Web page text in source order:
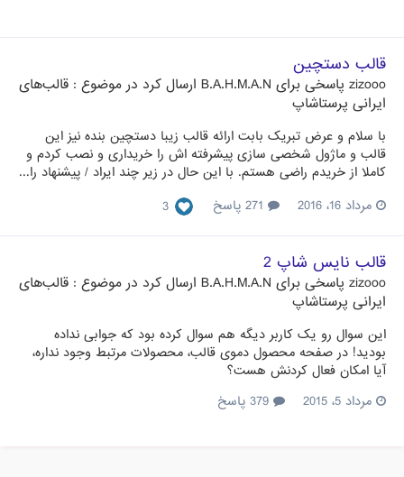
قالب دستچین
zizooo پاسخی برای B.A.H.M.A.N ارسال کرد در موضوع : قالب‌های
ایرانی پرستاشاپ
با سلام و عرض تبریک بابت ارائه قالب زیبا دستچین بنده نیز این
قالب و ماژول شخصی سازی پیشرفته اش را خریداری و نصب کردم و
کاملا از خریدم راضی هستم. با این حال در زیر چند ایراد / پیشنهاد را...
مرداد 16، 2016
3
قالب نایس شاپ 2
zizooo پاسخی برای B.A.H.M.A.N ارسال کرد در موضوع : قالب‌های
ایرانی پرستاشاپ
این سوال رو یک کاربر دیگه هم سوال کرده بود که جوابی نداده
بودید! در صفحه محصول دموی قالب، محصولات مرتبط وجود نداره،
آیا امکان فعال کردنش هست؟
مرداد 5، 2015